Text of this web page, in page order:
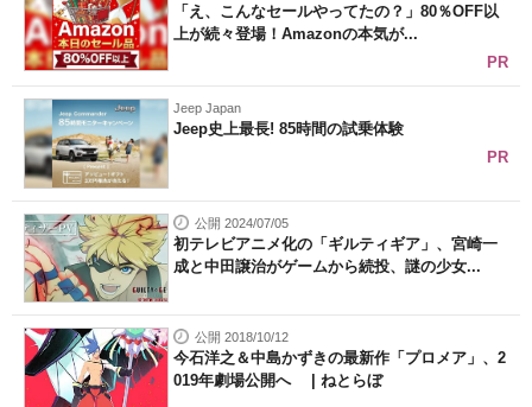
「え、こんなセールやってたの？」80％OFF以
上が続々登場！Amazonの本気が...
PR
Jeep Japan
Jeep史上最長! 85時間の試乗体験
PR
公開 2024/07/05
初テレビアニメ化の「ギルティギア」、宮崎一
成と中田譲治がゲームから続投、謎の少女...
公開 2018/10/12
今石洋之＆中島かずきの最新作「プロメア」、2
019年劇場公開へ | ねとらぼ